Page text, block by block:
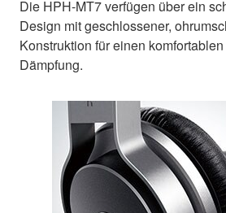
Die HPH-MT7 verfügen über ein
Design mit geschlossener,
Konstruktion für einen
Dämpfung.